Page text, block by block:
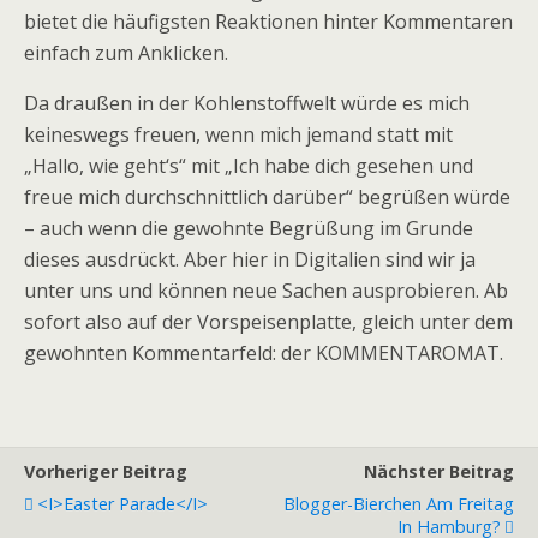
bietet die häufigsten Reaktionen hinter Kommentaren
einfach zum Anklicken.
Da draußen in der Kohlenstoffwelt würde es mich
keineswegs freuen, wenn mich jemand statt mit
„Hallo, wie geht‘s“ mit „Ich habe dich gesehen und
freue mich durchschnittlich darüber“ begrüßen würde
– auch wenn die gewohnte Begrüßung im Grunde
dieses ausdrückt. Aber hier in Digitalien sind wir ja
unter uns und können neue Sachen ausprobieren. Ab
sofort also auf der Vorspeisenplatte, gleich unter dem
gewohnten Kommentarfeld: der KOMMENTAROMAT.
Vorheriger Beitrag
<i>Easter Parade</i>
Nächster Beitrag
Blogger-Bierchen Am Freitag
In Hamburg?